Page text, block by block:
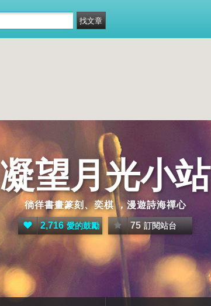
凝望月光小站
徜徉書畫篆刻、奕棋 ，漫遊詩海禪心
2,716 愛的鼓勵 75 訂閱站台